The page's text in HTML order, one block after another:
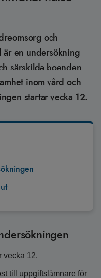
och
är en undersökning
särskilda boenden
inom vård och
startar vecka 12.
vecka 12.
till uppgiftslämnare för